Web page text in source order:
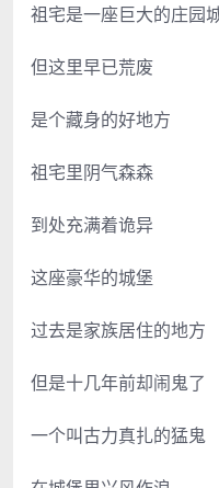
祖宅是一座巨大的庄园
但这里早已荒废
是个藏身的好地方
祖宅里阴气森森
到处充满着诡异
这座豪华的城堡
过去是家族居住的地方
但是十几年前却闹鬼了
一个叫古力真扎的猛鬼